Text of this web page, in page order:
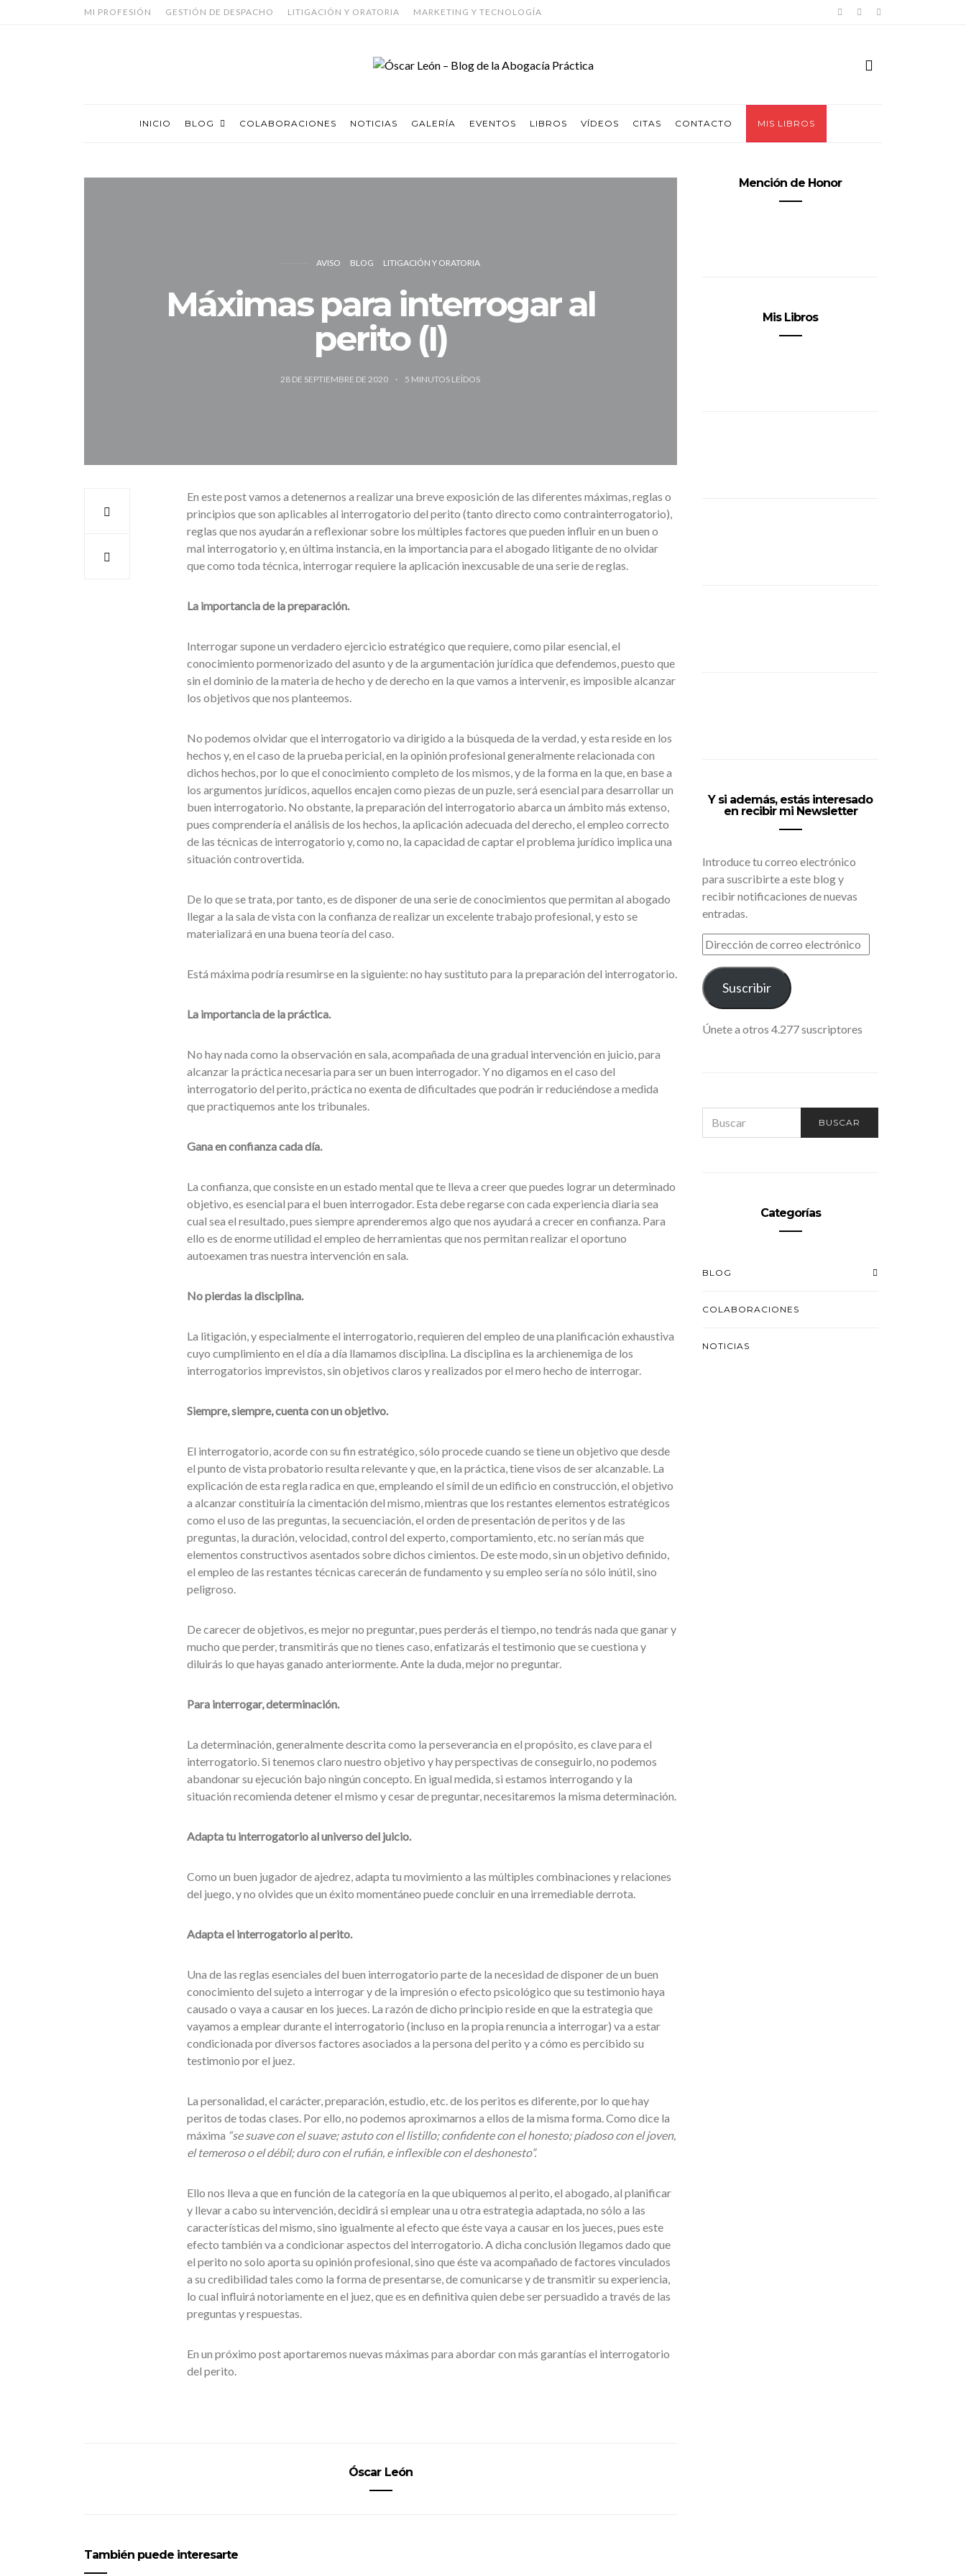
MI PROFESIÓN GESTIÓN DE DESPACHO LITIGACIÓN Y ORATORIA MARKETING Y TECNOLOGÍA
INICIO BLOG COLABORACIONES NOTICIAS GALERÍA EVENTOS LIBROS VÍDEOS CITAS CONTACTO MIS LIBROS
AVISO BLOG LITIGACIÓN Y ORATORIA
Máximas para interrogar al
perito (I)
28 DE SEPTIEMBRE DE 2020 5 MINUTOS LEÍDOS
En este post vamos a detenernos a realizar una breve exposición de las diferentes máximas, reglas o
principios que son aplicables al interrogatorio del perito (tanto directo como contrainterrogatorio),
reglas que nos ayudarán a reflexionar sobre los múltiples factores que pueden influir en un buen o
mal interrogatorio y, en última instancia, en la importancia para el abogado litigante de no olvidar
que como toda técnica, interrogar requiere la aplicación inexcusable de una serie de reglas.
La importancia de la preparación.
Interrogar supone un verdadero ejercicio estratégico que requiere, como pilar esencial, el
conocimiento pormenorizado del asunto y de la argumentación jurídica que defendemos, puesto que
sin el dominio de la materia de hecho y de derecho en la que vamos a intervenir, es imposible alcanzar
los objetivos que nos planteemos.
No podemos olvidar que el interrogatorio va dirigido a la búsqueda de la verdad, y esta reside en los
hechos y, en el caso de la prueba pericial, en la opinión profesional generalmente relacionada con
dichos hechos, por lo que el conocimiento completo de los mismos, y de la forma en la que, en base a
los argumentos jurídicos, aquellos encajen como piezas de un puzle, será esencial para desarrollar un
buen interrogatorio. No obstante, la preparación del interrogatorio abarca un ámbito más extenso,
pues comprendería el análisis de los hechos, la aplicación adecuada del derecho, el empleo correcto
de las técnicas de interrogatorio y, como no, la capacidad de captar el problema jurídico implica una
situación controvertida.
De lo que se trata, por tanto, es de disponer de una serie de conocimientos que permitan al abogado
llegar a la sala de vista con la confianza de realizar un excelente trabajo profesional, y esto se
materializará en una buena teoría del caso.
Está máxima podría resumirse en la siguiente: no hay sustituto para la preparación del interrogatorio.
La importancia de la práctica.
No hay nada como la observación en sala, acompañada de una gradual intervención en juicio, para
alcanzar la práctica necesaria para ser un buen interrogador. Y no digamos en el caso del
interrogatorio del perito, práctica no exenta de dificultades que podrán ir reduciéndose a medida
que practiquemos ante los tribunales.
Gana en confianza cada día.
La confianza, que consiste en un estado mental que te lleva a creer que puedes lograr un determinado
objetivo, es esencial para el buen interrogador. Esta debe regarse con cada experiencia diaria sea
cual sea el resultado, pues siempre aprenderemos algo que nos ayudará a crecer en confianza. Para
ello es de enorme utilidad el empleo de herramientas que nos permitan realizar el oportuno
autoexamen tras nuestra intervención en sala.
No pierdas la disciplina.
La litigación, y especialmente el interrogatorio, requieren del empleo de una planificación exhaustiva
cuyo cumplimiento en el día a día llamamos disciplina. La disciplina es la archienemiga de los
interrogatorios imprevistos, sin objetivos claros y realizados por el mero hecho de interrogar.
Siempre, siempre, cuenta con un objetivo.
El interrogatorio, acorde con su fin estratégico, sólo procede cuando se tiene un objetivo que desde
el punto de vista probatorio resulta relevante y que, en la práctica, tiene visos de ser alcanzable. La
explicación de esta regla radica en que, empleando el símil de un edificio en construcción, el objetivo
a alcanzar constituiría la cimentación del mismo, mientras que los restantes elementos estratégicos
como el uso de las preguntas, la secuenciación, el orden de presentación de peritos y de las
preguntas, la duración, velocidad, control del experto, comportamiento, etc. no serían más que
elementos constructivos asentados sobre dichos cimientos. De este modo, sin un objetivo definido,
el empleo de las restantes técnicas carecerán de fundamento y su empleo sería no sólo inútil, sino
peligroso.
De carecer de objetivos, es mejor no preguntar, pues perderás el tiempo, no tendrás nada que ganar y
mucho que perder, transmitirás que no tienes caso, enfatizarás el testimonio que se cuestiona y
diluirás lo que hayas ganado anteriormente. Ante la duda, mejor no preguntar.
Para interrogar, determinación.
La determinación, generalmente descrita como la perseverancia en el propósito, es clave para el
interrogatorio. Si tenemos claro nuestro objetivo y hay perspectivas de conseguirlo, no podemos
abandonar su ejecución bajo ningún concepto. En igual medida, si estamos interrogando y la
situación recomienda detener el mismo y cesar de preguntar, necesitaremos la misma determinación.
Adapta tu interrogatorio al universo del juicio.
Como un buen jugador de ajedrez, adapta tu movimiento a las múltiples combinaciones y relaciones
del juego, y no olvides que un éxito momentáneo puede concluir en una irremediable derrota.
Adapta el interrogatorio al perito.
Una de las reglas esenciales del buen interrogatorio parte de la necesidad de disponer de un buen
conocimiento del sujeto a interrogar y de la impresión o efecto psicológico que su testimonio haya
causado o vaya a causar en los jueces. La razón de dicho principio reside en que la estrategia que
vayamos a emplear durante el interrogatorio (incluso en la propia renuncia a interrogar) va a estar
condicionada por diversos factores asociados a la persona del perito y a cómo es percibido su
testimonio por el juez.
La personalidad, el carácter, preparación, estudio, etc. de los peritos es diferente, por lo que hay
peritos de todas clases. Por ello, no podemos aproximarnos a ellos de la misma forma. Como dice la
máxima “se suave con el suave; astuto con el listillo; confidente con el honesto; piadoso con el joven,
el temeroso o el débil; duro con el rufián, e inflexible con el deshonesto”.
Ello nos lleva a que en función de la categoría en la que ubiquemos al perito, el abogado, al planificar
y llevar a cabo su intervención, decidirá si emplear una u otra estrategia adaptada, no sólo a las
características del mismo, sino igualmente al efecto que éste vaya a causar en los jueces, pues este
efecto también va a condicionar aspectos del interrogatorio. A dicha conclusión llegamos dado que
el perito no solo aporta su opinión profesional, sino que éste va acompañado de factores vinculados
a su credibilidad tales como la forma de presentarse, de comunicarse y de transmitir su experiencia,
lo cual influirá notoriamente en el juez, que es en definitiva quien debe ser persuadido a través de las
preguntas y respuestas.
En un próximo post aportaremos nuevas máximas para abordar con más garantías el interrogatorio
del perito.
Óscar León
También puede interesarte
Mención de Honor
Mis Libros
Y si además, estás interesado
en recibir mi Newsletter
Introduce tu correo electrónico
para suscribirte a este blog y
recibir notificaciones de nuevas
entradas.
DIRECCIÓN
DE
CORREO
ELECTRÓNICO
Suscribir
Únete a otros 4.277 suscriptores
FOR:
BUSCAR
Categorías
BLOG
COLABORACIONES
NOTICIAS